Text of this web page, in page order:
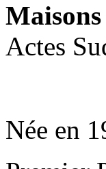
Actes
Née en